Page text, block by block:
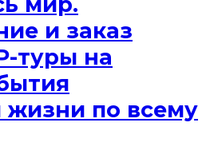
и заказ
туры на
жизни по всему